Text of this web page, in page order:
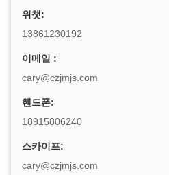
위챗:
13861230192
이메일 :
cary@czjmjs.com
핸드폰:
18915806240
스카이프:
cary@czjmjs.com